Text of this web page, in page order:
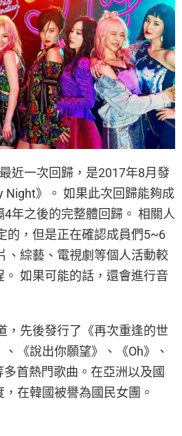
近一次回歸，是2017年8月發
Night》。 如果此次回歸能夠成
年之後的完整體回歸。 相關人
的，但是正在確認成員們5~6
、綜藝、電視劇等個人活動較
如果可能的話，還會進行音
，先後發行了《再次重逢的世
《說出你願望》、《Oh》、
多首熱門歌曲。在亞洲以及國
在韓國被譽為國民女團。